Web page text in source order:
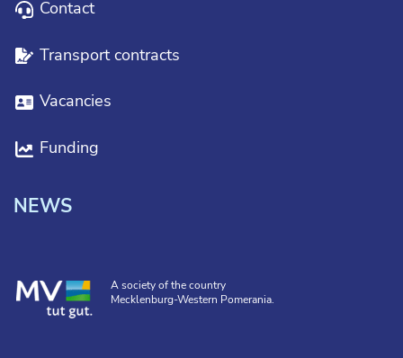
A society of the country
Mecklenburg-Western Pomerania.
Contact
Transport contracts
Vacancies
Funding
NEWS